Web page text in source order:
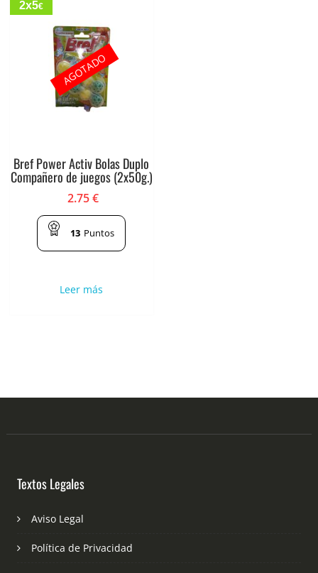
2x5€
Bref Power Activ Bolas Duplo
Compañero de juegos (2x50g.)
2.75€
13 Puntos
Leer más
AGOTADO
Textos Legales
Aviso Legal
Política de Privacidad